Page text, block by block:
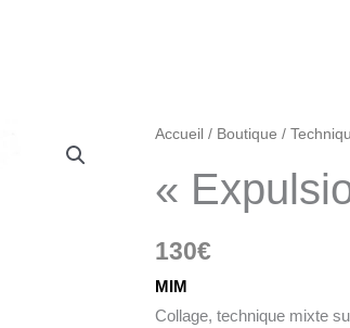
Accueil / Boutique /
«
130€
MIM
Collage, technique mixte
quantité
"Expulsion"